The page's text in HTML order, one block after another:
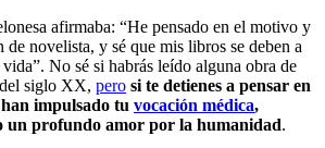
afirmaba: “He pensado en el motivo y
novelista, y sé que mis libros se deben a
No sé si habrás leído alguna obra de
siglo XX, pero si te detienes a pensar en
impulsado tu vocación médica,
un profundo amor por la humanidad.